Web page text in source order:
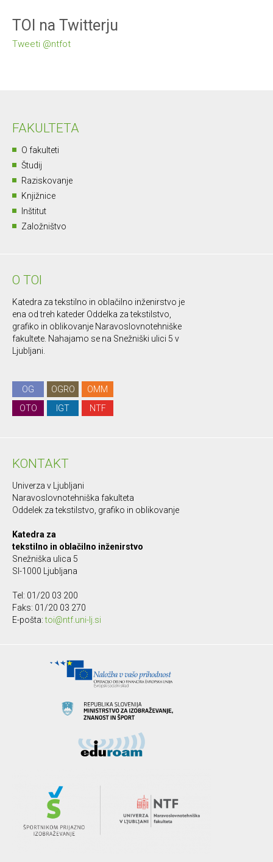
TOI na Twitterju
Tweeti @ntfot
FAKULTETA
O fakulteti
Študij
Raziskovanje
Knjižnice
Inštitut
Založništvo
O TOI
Katedra za tekstilno in oblačilno inženirstvo je
ena od treh kateder Oddelka za tekstilstvo,
grafiko in oblikovanje Naravoslovnotehniške
fakultete. Nahajamo se na Snežniški ulici 5 v
Ljubljani.
OG OGRO
OMM
OTO
IGT NTF
KONTAKT
Univerza v Ljubljani
Naravoslovnotehniška fakulteta
Oddelek za tekstilstvo, grafiko in oblikovanje
Katedra za
tekstilno in oblačilno inženirstvo
Snežniška ulica 5
SI-1000 Ljubljana
Tel: 01/20 03 200
Faks: 01/20 03 270
E-pošta:toi@ntf.uni-lj.si